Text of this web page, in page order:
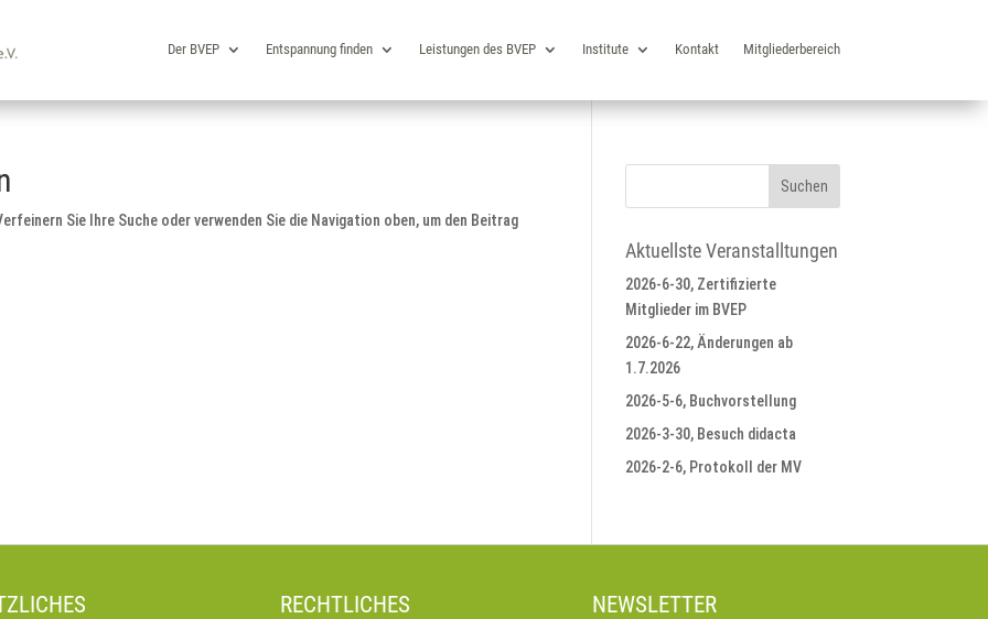
Der BVEP Entspannung finden Leistungen des BVEP Institute Kontakt Mitgliederbereich
Sie Ihre Suche oder verwenden Sie die Navigation oben, um den Beitrag
Aktuellste Veranstalltungen
2026-6-30, Zertifizierte
Mitglieder im BVEP
2026-6-22, Änderungen ab
1.7.2026
2026-5-6, Buchvorstellung
2026-3-30, Besuch didacta
2026-2-6, Protokoll der MV
RECHTLICHES NEWSLETTER